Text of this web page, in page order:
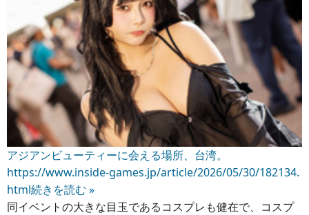
アジアンビューティーに会える場所、台湾。
https://www.inside-games.jp/article/2026/05/30/182134.
html続きを読む »
同イベントの大きな目玉であるコスプレも健在で、コスプ